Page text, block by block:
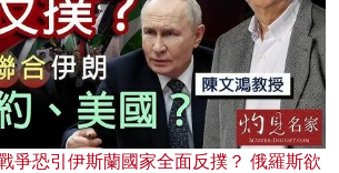
爭恐引伊斯蘭國家全面反撲？ 俄羅斯欲